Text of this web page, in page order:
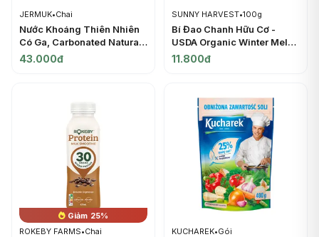
JERMUK•Chai
Nước Khoáng Thiên Nhiên
Có Ga, Carbonated Natural
Mineral Water (0.5L) -
43.000đ
SUNNY HARVEST•100g
Bí Đao Chanh Hữu Cơ -
USDA Organic Winter Melon
- SUNNY HARVEST
11.800đ
Giảm 25%
ROKEBY FARMS•Chai KUCHAREK•Gói